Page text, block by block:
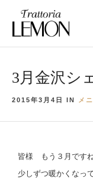
3月金沢シ
2015年3月4日 IN メ
皆様 もう３月ですね
少しずつ暖かくなっ